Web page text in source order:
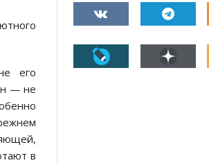
его
— не
в